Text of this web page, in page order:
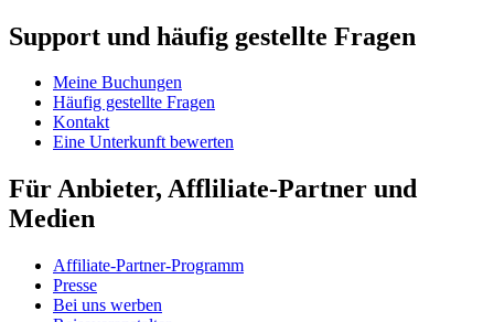
Support und häufig gestellte Fragen
Meine Buchungen
Häufig gestellte Fragen
Kontakt
Eine Unterkunft bewerten
Für Anbieter, Affliliate-Partner und
Medien
Affiliate-Partner-Programm
Presse
Bei uns werben